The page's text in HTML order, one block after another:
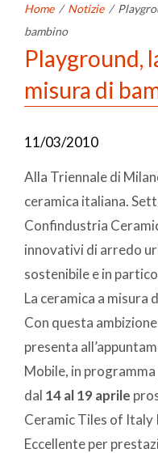
Home / Notizie /
bambino
Playground,
misura di
11/03/2010
Alla Triennale di
ceramica italiana.
Confindustria
innovativi di arredo
sostenibile e in
La ceramica a misura
Con questa
presenta
Mobile, in
dal 14 al 19 aprile
Ceramic Tiles of Italy
Eccellente per